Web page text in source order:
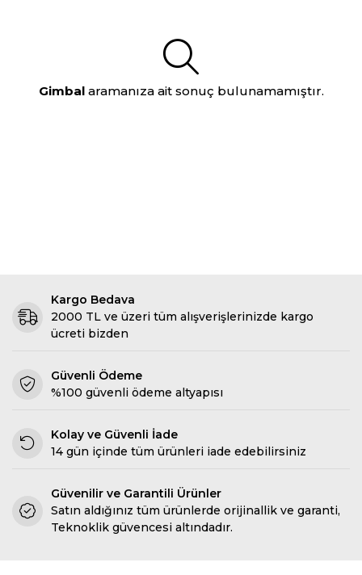
Gimbalaramanıza ait sonuç bulunamamıştır.
Kargo Bedava
2000 TL ve üzeri tüm alışverişlerinizde kargo
ücreti bizden
Güvenli Ödeme
%100 güvenli ödeme altyapısı
Kolay ve Güvenli İade
14 gün içinde tüm ürünleri iade edebilirsiniz
Güvenilir ve Garantili Ürünler
Satın aldığınız tüm ürünlerde orijinallik ve garanti,
Teknoklik güvencesi altındadır.